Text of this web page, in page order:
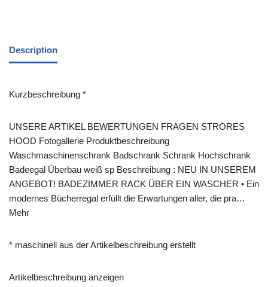
Description
Kurzbeschreibung *
UNSERE ARTIKEL BEWERTUNGEN FRAGEN STRORES
HOOD Fotogallerie Produktbeschreibung
Waschmaschinenschrank Badschrank Schrank Hochschrank
Badeegal Überbau weiß sp Beschreibung : NEU IN UNSEREM
ANGEBOT! BADEZIMMER RACK ÜBER EIN WASCHER • Ein
modernes Bücherregal erfüllt die Erwartungen aller, die pra…
Mehr
* maschinell aus der Artikelbeschreibung erstellt
Artikelbeschreibung anzeigen